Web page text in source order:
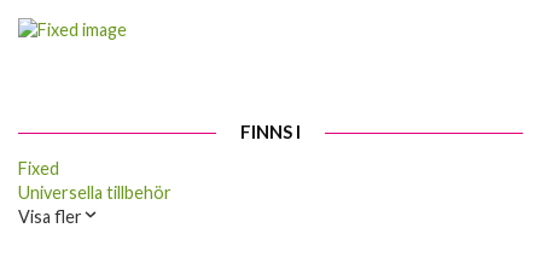
FINNS I
Fixed
Universella tillbehör
Visa fler